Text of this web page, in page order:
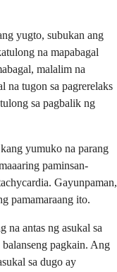
yugto, subukan ang
na mapabagal
malalim na
na tugon sa pagrerelaks
sa pagbalik ng
yumuko na parang
paminsan-
Gayunpaman,
pamamaraang ito.
na antas ng asukal sa
pagkain. Ang
sa dugo ay